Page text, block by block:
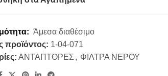
Άμεσα διαθέσιμο
προϊόντος: 1-04-071
ΑΝΤΑΠΤΟΡΕΣ , ΦΙΛΤΡΑ ΝΕΡΟΥ